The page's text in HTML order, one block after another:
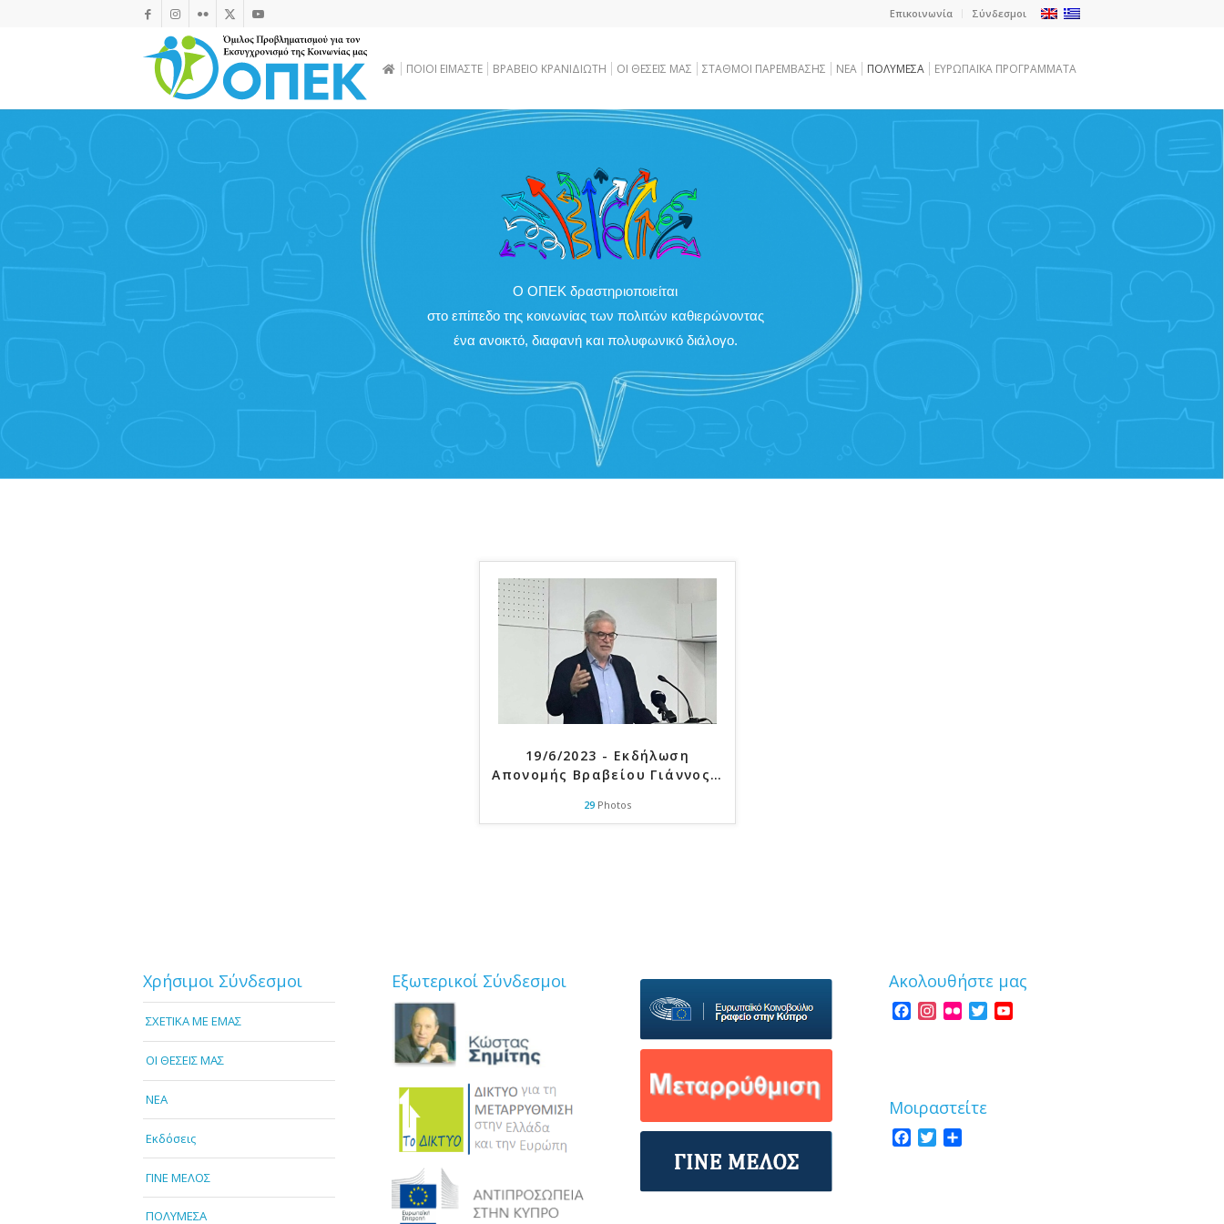
Επικοινωνία Σύνδεσμοι
ΠΟΙΟΙ ΕΙΜΑΣΤΕ ΒΡΑΒΕΙΟ ΚΡΑΝΙΔΙΩΤΗ OI ΘΕΣΕΙΣ ΜΑΣ ΣΤΑΘΜΟΙ ΠΑΡΕΜΒΑΣΗΣ NEA ΠΟΛΥΜΕΣΑ ΕΥΡΩΠΑΪΚΑ ΠΡΟΓΡΑΜΜΑΤΑ
Ο ΟΠΕΚ δραστηριοποιείται
στο επίπεδο της κοινωνίας των πολιτών καθιερώνοντας
ένα ανοικτό, διαφανή και πολυφωνικό διάλογο.
19/6/2023 - Εκδήλωση
Απονομής Βραβείου Γιάννος…
29 Photos
Χρήσιμοι Σύνδεσμοι
ΣΧΕΤΙΚΑ ΜΕ ΕΜΑΣ
OI ΘΕΣΕΙΣ ΜΑΣ
NEA
Εκδόσεις
ΓΙΝΕ ΜΕΛΟΣ
ΠΟΛΥΜΕΣΑ
Εξωτερικοί Σύνδεσμοι Ακολουθήστε μας
Facebook
Instagram
Flickr Twitter
Μοιραστείτε
Facebook
Twitter